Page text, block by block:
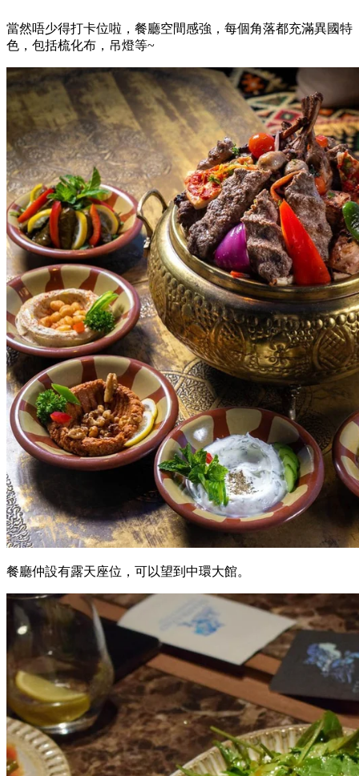
當然唔少得打卡位啦，餐廳空間感強，每個角落都充滿異國特
色，包括梳化布，吊燈等~
餐廳仲設有露天座位，可以望到中環大館。